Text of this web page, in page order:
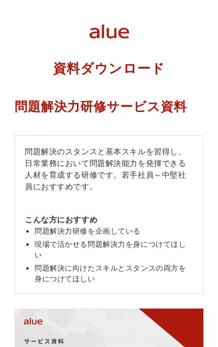
資料ダウンロード
問題解決力研修サービス資料
問題解決のスタンスと基本スキルを習得し、
日常業務において問題解決能力を発揮できる
人材を育成する研修です。若手社員～中堅社
員におすすめです。
こんな方におすすめ
問題解決力研修を企画している
現場で活かせる問題解決力を身につけてほし
い
問題解決に向けたスキルとスタンスの両方を
身につけてほしい